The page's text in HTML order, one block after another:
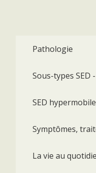
Pathologie
Sous-types SED
SED
Symptômes,
La vie au